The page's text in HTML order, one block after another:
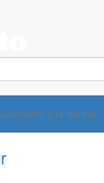
a la revista